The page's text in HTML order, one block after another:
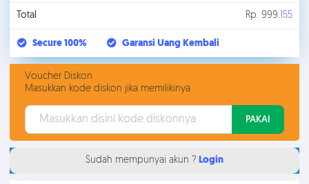
Total Rp. 999. 155
Secure 100% Garansi Uang Kembali
Voucher Diskon
Masukkan kode diskon jika memilikinya
PAKAI
Sudah mempunyai akun ? Login